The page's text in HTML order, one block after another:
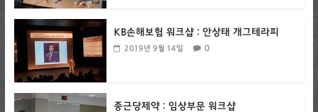
KB손해보험 워크샵 : 안상태 개그테라피
2019년 9월 14일 0
종근당제약 : 임상부문 워크샵